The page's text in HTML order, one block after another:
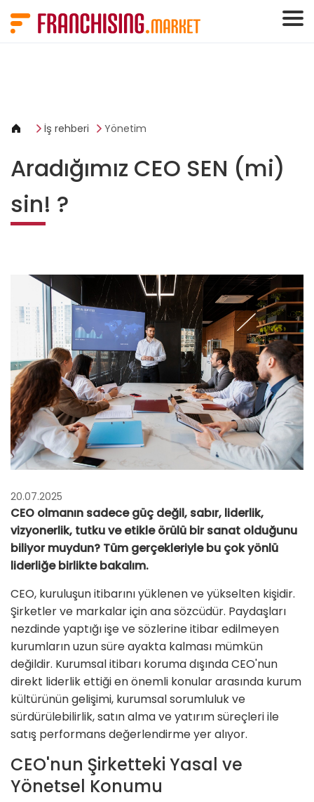
İş rehberi Yönetim
Aradığımız CEO SEN (mi)
sin! ?
20.07.2025
CEO olmanın sadece güç değil, sabır, liderlik,
vizyonerlik, tutku ve etikle örülü bir sanat olduğunu
biliyor muydun? Tüm gerçekleriyle bu çok yönlü
liderliğe birlikte bakalım.
CEO, kuruluşun itibarını yüklenen ve yükselten kişidir.
Şirketler ve markalar için ana sözcüdür. Paydaşları
nezdinde yaptığı işe ve sözlerine itibar edilmeyen
kurumların uzun süre ayakta kalması mümkün
değildir. Kurumsal itibarı koruma dışında CEO'nun
direkt liderlik ettiği en önemli konular arasında kurum
kültürünün gelişimi, kurumsal sorumluluk ve
sürdürülebilirlik, satın alma ve yatırım süreçleri ile
satış performans değerlendirme yer alıyor.
CEO'nun Şirketteki Yasal ve
Yönetsel Konumu